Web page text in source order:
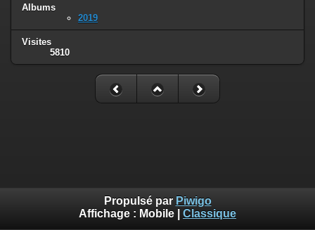
Albums
2019
Visites
5810
Propulsé par Piwigo
Affichage : Mobile Classique